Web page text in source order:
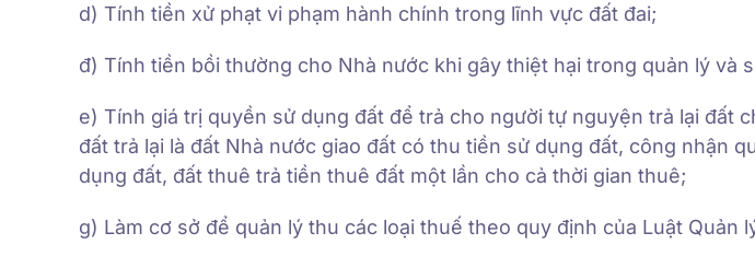
d) Tính tiền xử phạt vi phạm hành chính trong lĩnh vực đất đai;
đ) Tính tiền bồi thường cho Nhà nước khi gây thiệt hại trong quản lý và
e) Tính giá trị quyền sử dụng đất để trả cho người tự nguyện trả lại đất
đất trả lại là đất Nhà nước giao đất có thu tiền sử dụng đất, công nhận
dụng đất, đất thuê trả tiền thuê đất một lần cho cả thời gian thuê;
g) Làm cơ sở để quản lý thu các loại thuế theo quy định của Luật Quản